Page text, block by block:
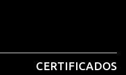
CERTIFICADOS